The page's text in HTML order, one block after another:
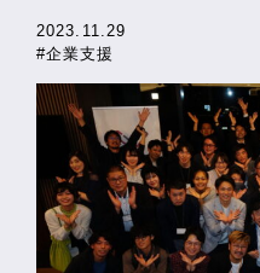
2023.11.29
#企業支援